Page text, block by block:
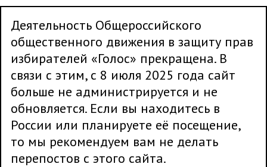
Деятельность Общероссийского
общественного движения в защиту прав
избирателей «Голос» прекращена. В
связи с этим, с 8 июля 2025 года сайт
больше не администрируется и не
обновляется. Если вы находитесь в
России или планируете её посещение,
то мы рекомендуем вам не делать
перепостов с этого сайта.